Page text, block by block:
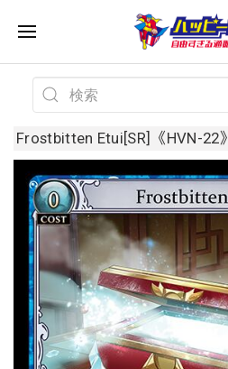
Frostbitten Etui[SR]《HVN-22》